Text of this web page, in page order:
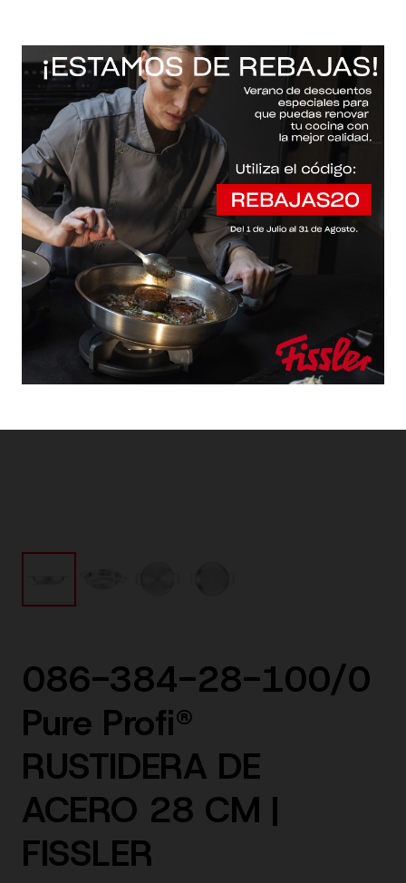
Inicio / Fissler Web / Sartenes Pure-profi®
086-384-28-100/0
Pure Profi®
RUSTIDERA DE
ACERO 28 CM |
FISSLER